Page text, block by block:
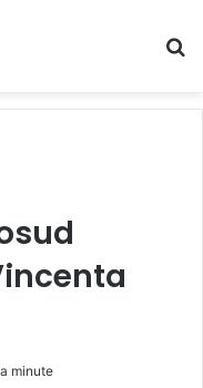
minute